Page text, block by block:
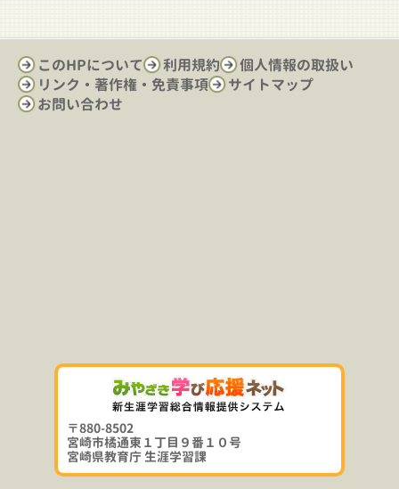
このHPについて 利用規約
個人情報の取扱い
リンク・著作権・免責事項
サイトマップ
お問い合わせ
〒880-8502
宮崎市橘通東１丁目９番１０号
宮崎県教育庁 生涯学習課